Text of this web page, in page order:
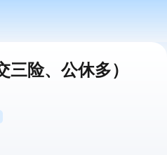
险、公休多）